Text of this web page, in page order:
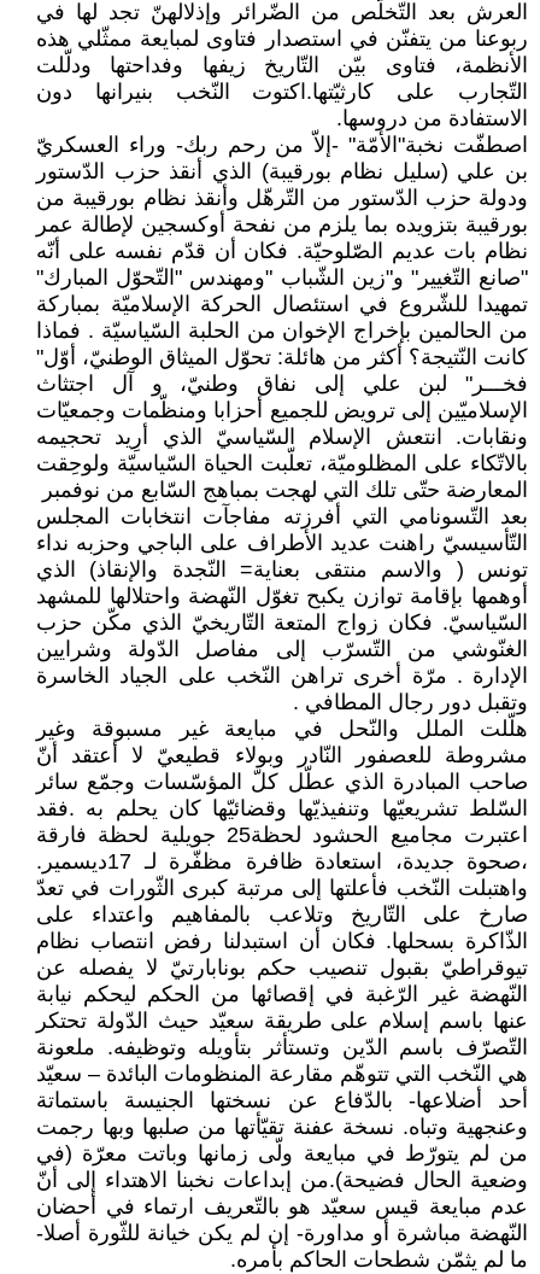
العرش بعد التّخلّص من الضّرائر وإذلالهنّ تجد لها في
ربوعنا من يتفنّن في استصدار فتاوى لمبايعة ممثّلي هذه
الأنظمة، فتاوى بيّن التّاريخ زيفها وفداحتها ودلّلت
التّجارب على كارثيّتها.اكتوت النّخب بنيرانها دون
الاستفادة من دروسها.
اصطفّت نخبة"الأمّة" -إلاّ من رحم ربك- وراء العسكريّ
بن علي (سليل نظام بورقيبة) الذي أنقذ حزب الدّستور
ودولة حزب الدّستور من التّرهّل وأنقذ نظام بورقيبة من
بورقيبة بتزويده بما يلزم من نفحة أوكسجين لإطالة عمر
نظام بات عديم الصّلوحيّة. فكان أن قدّم نفسه على أنّه
"صانع التّغيير" و"زين الشّباب "ومهندس "التّحوّل المبارك"
تمهيدا للشّروع في استئصال الحركة الإسلاميّة بمباركة
من الحالمين بإخراج الإخوان من الحلبة السّياسيّة . فماذا
كانت النّتيجة؟ أكثر من هائلة: تحوّل الميثاق الوطنيّ، أوّل"
فخـــر" لبن علي إلى نفاق وطنيّ، و آل اجتثاث
الإسلاميّين إلى ترويض للجميع أحزابا ومنظّمات وجمعيّات
ونقابات. انتعش الإسلام السّياسيّ الذي أرِيد تحجيمه
بالاتّكاء على المظلوميّة، تعلّبت الحياة السّياسيّة ولوحِقت
المعارضة حتّى تلك التي لهجت بمباهج السّابع من نوفمبر
بعد التّسونامي التي أفرزته مفاجآت انتخابات المجلس
التّأسيسيّ راهنت عديد الأطراف على الباجي وحزبه نداء
تونس ( والاسم منتقى بعناية= النّجدة والإنقاذ) الذي
أوهمها بإقامة توازن يكبح تغوّل النّهضة واحتلالها للمشهد
السّياسيّ. فكان زواج المتعة التّاريخيّ الذي مكّن حزب
الغنّوشي من التّسرّب إلى مفاصل الدّولة وشرايين
الإدارة . مرّة أخرى تراهن النّخب على الجياد الخاسرة
وتقبل دور رجال المطافي .
هلّلت الملل والنّحل في مبايعة غير مسبوقة وغير
مشروطة للعصفور النّادر وبولاء قطيعيّ لا أعتقد أنّ
صاحب المبادرة الذي عطّل كلّ المؤسّسات وجمّع سائر
السّلط تشريعيّها وتنفيذيّها وقضائيّها كان يحلم به .فقد
اعتبرت مجاميع الحشود لحظة25 جويلية لحظة فارقة
،صحوة جديدة، استعادة ظافرة مظفّرة لـ 17ديسمير.
واهتبلت النّخب فأعلتها إلى مرتبة كبرى الثّورات في تعدّ
صارخ على التّاريخ وتلاعب بالمفاهيم واعتداء على
الذّاكرة بسحلها. فكان أن استبدلنا رفض انتصاب نظام
تيوقراطيّ بقبول تنصيب حكم بونابارتيّ لا يفصله عن
النّهضة غير الرّغبة في إقصائها من الحكم ليحكم نيابة
عنها باسم إسلام على طريقة سعيّد حيث الدّولة تحتكر
التّصرّف باسم الدّين وتستأثر بتأويله وتوظيفه. ملعونة
هي النّخب التي تتوهّم مقارعة المنظومات البائدة – سعيّد
أحد أضلاعها- بالدّفاع عن نسختها الجنيسة باستماتة
وعنجهية وتباه. نسخة عفنة تقيّأتها من صلبها وبها رجمت
من لم يتورّط في مبايعة ولّى زمانها وباتت معرّة (في
وضعية الحال فضيحة).من إبداعات نخبنا الاهتداء إلى أنّ
عدم مبايعة قيس سعيّد هو بالتّعريف ارتماء في أحضان
النّهضة مباشرة أو مداورة- إن لم يكن خيانة للثّورة أصلا-
ما لم يثمّن شطحات الحاكم بأمره.